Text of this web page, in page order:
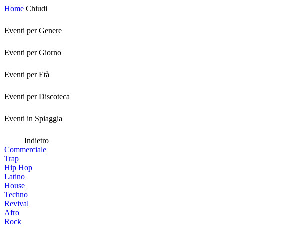
Home Chiudi
Eventi per Genere
Eventi per Giorno
Eventi per Età
Eventi per Discoteca
Eventi in Spiaggia
Indietro
Commerciale
Trap
Hip Hop
Latino
House
Techno
Revival
Afro
Rock